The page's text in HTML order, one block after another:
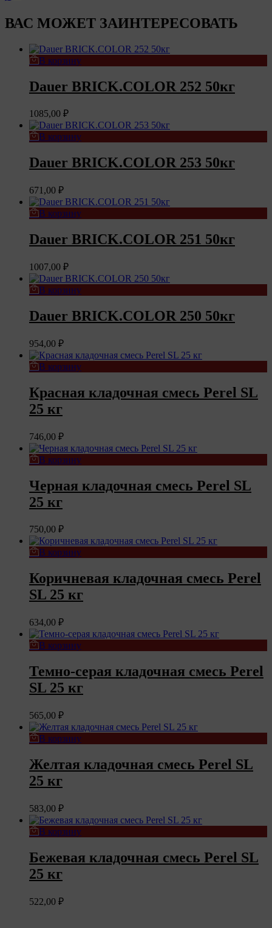
ВАС МОЖЕТ ЗАИНТЕРЕСОВАТЬ
В корзину
Dauer BRICK.COLOR 252 50кг
1085,00 ₽
В корзину
Dauer BRICK.COLOR 253 50кг
671,00 ₽
В корзину
Dauer BRICK.COLOR 251 50кг
1007,00 ₽
В корзину
Dauer BRICK.COLOR 250 50кг
954,00 ₽
В корзину
Красная кладочная смесь Perel SL
25 кг
746,00 ₽
В корзину
Черная кладочная смесь Perel SL
25 кг
750,00 ₽
В корзину
Коричневая кладочная смесь Perel
SL 25 кг
634,00 ₽
В корзину
Темно-серая кладочная смесь Perel
SL 25 кг
565,00 ₽
В корзину
Желтая кладочная смесь Perel SL
25 кг
583,00 ₽
В корзину
Бежевая кладочная смесь Perel SL
25 кг
522,00 ₽